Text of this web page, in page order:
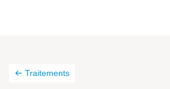
Traitements